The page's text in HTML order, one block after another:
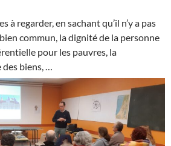
à regarder, en sachant qu’il n’y a pas
commun, la dignité de la personne
pour les pauvres, la
biens, …